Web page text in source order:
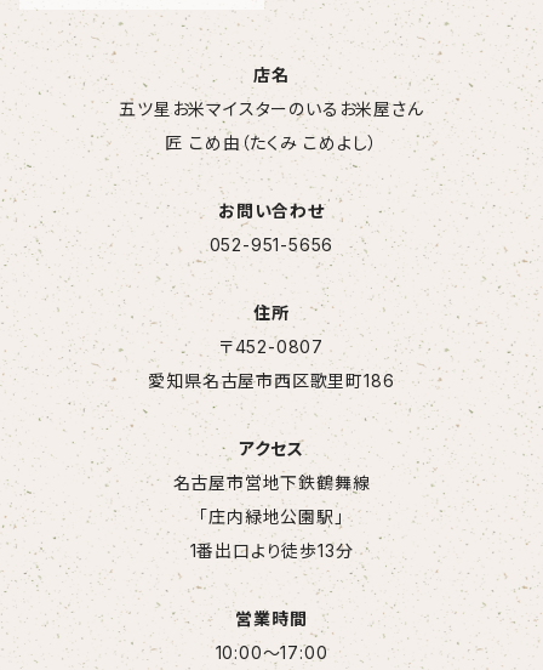
店名
五ツ星お米マイスターのいるお米屋さん
匠 こめ由（たくみ こめよし）
お問い合わせ
052-951-5656
住所
〒452-0807
愛知県名古屋市西区歌里町186
アクセス
名古屋市営地下鉄鶴舞線
「庄内緑地公園駅」
1番出口より徒歩13分
営業時間
10:00～17:00